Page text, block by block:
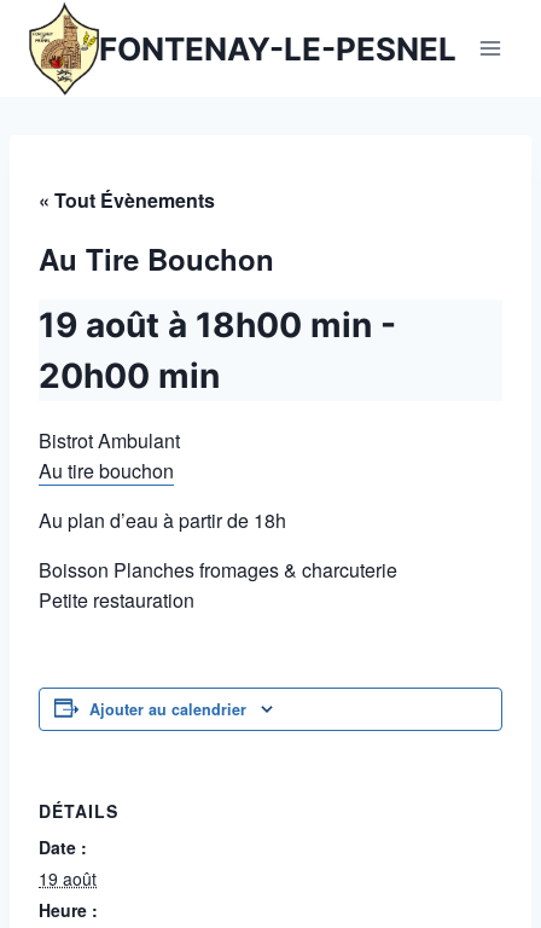
contenu
FONTENAY-LE-PESNEL
« Tout Évènements
Au Tire Bouchon
19 août à 18h00 min -
20h00 min
Bistrot Ambulant
Au tire bouchon
Au plan d’eau à partir de 18h
Boisson Planches fromages & charcuterie
Petite restauration
Ajouter au calendrier
DÉTAILS
Date :
19 août
Heure :